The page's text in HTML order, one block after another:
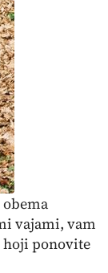
vajami, vam
hoji ponovite